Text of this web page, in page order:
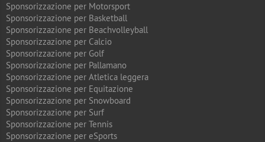
Sponsorizzazione per Motorsport
Sponsorizzazione per Basketball
Sponsorizzazione per Beachvolleyball
Sponsorizzazione per Calcio
Sponsorizzazione per Golf
Sponsorizzazione per Pallamano
Sponsorizzazione per Atletica leggera
Sponsorizzazione per Equitazione
Sponsorizzazione per Snowboard
Sponsorizzazione per Surf
Sponsorizzazione per Tennis
Sponsorizzazione per eSports